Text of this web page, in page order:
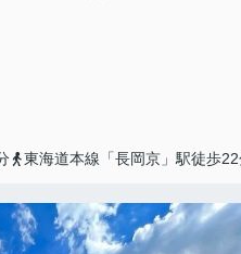
東海道本線「長岡京」駅徒歩